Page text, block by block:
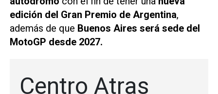
edición del Gran Premio de Argentina,
además de que Buenos Aires será sede del
MotoGP desde 2027.